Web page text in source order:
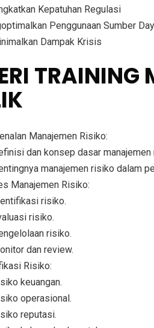
Kepatuhan Regulasi
Penggunaan Sumber
Dampak Krisis
TRAINING
Manajemen Risiko:
dan konsep dasar manajemen
manajemen risiko dalam
Manajemen Risiko:
risiko.
risiko.
risiko.
dan review.
Risiko:
keuangan.
operasional.
reputasi.